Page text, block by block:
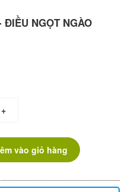
ĐIỀU NGỌT NGÀO
+
vào giỏ hàng